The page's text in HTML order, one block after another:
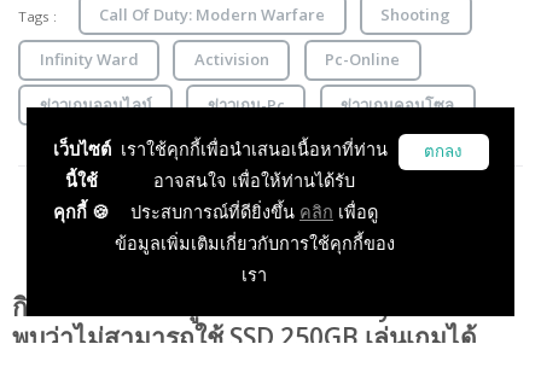
Tags : Call Of Duty: Modern Warfare Shooting
Infinity Ward Activision Pc-Online
ข่าวเกมออนไลน์ ข่าวเกม-Pc ข่าวเกมคอนโซล
กินเยอะไปไหน! ผู้เล่น Call Of Duty: Warzone
พบว่าไม่สามารถใช้ SSD 250GB เล่นเกมได้
เว็บไซต์
นี้ใช้
คุกกี้ 🍪
เราใช้คุกกี้เพื่อนำเสนอเนื้อหาที่ท่าน
อาจสนใจ เพื่อให้ท่านได้รับ
ประสบการณ์ที่ดียิ่งขึ้น คลิก เพื่อดู
ข้อมูลเพิ่มเติมเกี่ยวกับการใช้คุกกี้ของ
เรา
ตกลง